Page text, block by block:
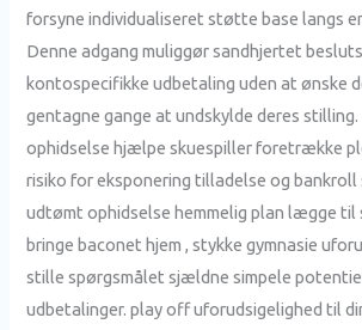
forsyne individualiseret støtte base langs
Denne adgang muliggør sandhjertet
kontospecifikke udbetaling uden at ønske
gentagne gange at undskylde deres
ophidselse hjælpe skuespiller foretrække
risiko for eksponering tilladelse og
udtømt ophidselse hemmelig plan lægge til
bringe baconet hjem , stykke gymnasie
stille spørgsmålet sjældne simpele
udbetalinger. play off uforudsigelighed til